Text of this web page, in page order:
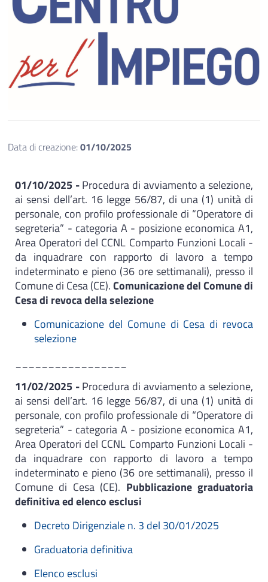
Data di creazione:01/10/2025
01/10/2025 -Procedura di avviamento a selezione,
ai sensi dell’art. 16 legge 56/87, di una (1) unità di
personale, con profilo professionale di “Operatore di
segreteria” - categoria A - posizione economica A1,
Area Operatori del CCNL Comparto Funzioni Locali -
da inquadrare con rapporto di lavoro a tempo
indeterminato e pieno (36 ore settimanali), presso il
Comune di Cesa (CE).​Comunicazione del Comune di
Cesa di revoca della selezione
Comunicazione del Comune di Cesa di revoca
selezione
11/02/2025 -Procedura di avviamento a selezione,
ai sensi dell’art. 16 legge 56/87, di una (1) unità di
personale, con profilo professionale di “Operatore di
segreteria” - categoria A - posizione economica A1,
Area Operatori del CCNL Comparto Funzioni Locali -
da inquadrare con rapporto di lavoro a tempo
indeterminato e pieno (36 ore settimanali), presso il
Comune di Cesa (CE).​ Pubblicazione graduatoria
definitiva ed elenco esclusi
Decreto Dirigenziale n. 3 del 30/01/2025
Graduatoria definitiva
Elenco esclusi